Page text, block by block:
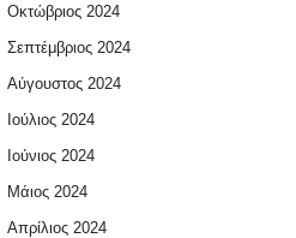
Οκτώβριος 2024
Σεπτέμβριος 2024
Αύγουστος 2024
Ιούλιος 2024
Ιούνιος 2024
Μάιος 2024
Απρίλιος 2024